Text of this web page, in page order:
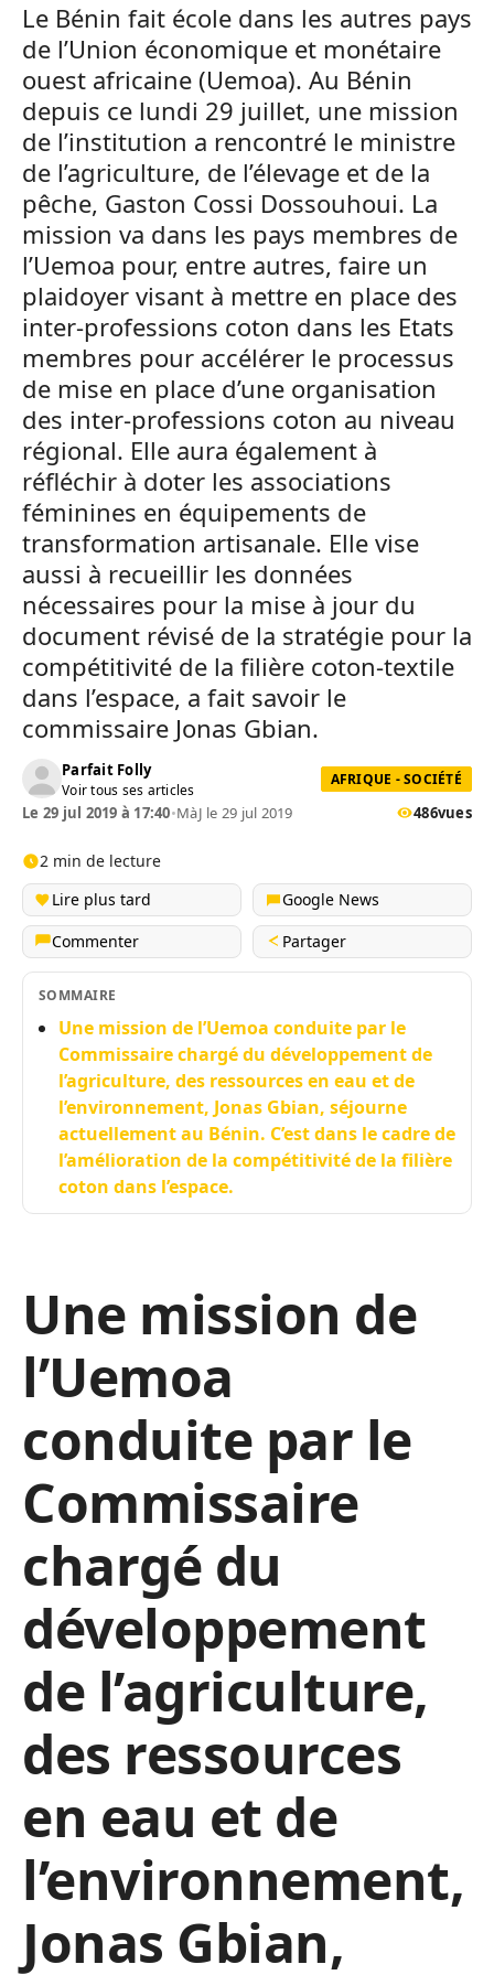
Le Bénin fait école dans les autres pays
de l’Union économique et monétaire
ouest africaine (Uemoa). Au Bénin
depuis ce lundi 29 juillet, une mission
de l’institution a rencontré le ministre
de l’agriculture, de l’élevage et de la
pêche, Gaston Cossi Dossouhoui. La
mission va dans les pays membres de
l’Uemoa pour, entre autres, faire un
plaidoyer visant à mettre en place des
inter-professions coton dans les Etats
membres pour accélérer le processus
de mise en place d’une organisation
des inter-professions coton au niveau
régional. Elle aura également à
réfléchir à doter les associations
féminines en équipements de
transformation artisanale. Elle vise
aussi à recueillir les données
nécessaires pour la mise à jour du
document révisé de la stratégie pour la
compétitivité de la filière coton-textile
dans l’espace, a fait savoir le
commissaire Jonas Gbian.
Parfait Folly
Voir tous ses articles
AFRIQUE - SOCIÉTÉ
Le 29 jul 2019 à 17:40•MàJ le 29 jul 2019 486vues
2 min de lecture
Lire plus tard
Google News
Commenter
Partager
SOMMAIRE
Une mission de l’Uemoa conduite par le
Commissaire chargé du développement de
l’agriculture, des ressources en eau et de
l’environnement, Jonas Gbian, séjourne
actuellement au Bénin. C’est dans le cadre de
l’amélioration de la compétitivité de la filière
coton dans l’espace.
Une mission de
l’Uemoa
conduite par le
Commissaire
chargé du
développement
de l’agriculture,
des ressources
en eau et de
l’environnement,
Jonas Gbian,